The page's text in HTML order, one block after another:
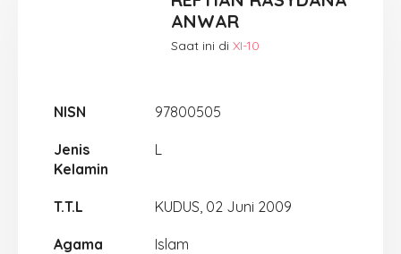
ANWAR
Saat ini di XI-10
NISN 97800505
Jenis
Kelamin
L
T.T.L KUDUS, 02 Juni 2009
Agama Islam